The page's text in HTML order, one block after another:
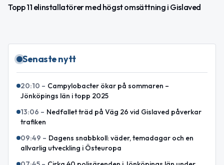
Topp 11 elinstallatörer med högst omsättning i Gislaved
Senaste nytt
20:10 – Campylobacter ökar på sommaren –
Jönköpings län i topp 2025
13:06 – Nedfallet träd på Väg 26 vid Gislaved påverkar
trafiken
09:49 – Dagens snabbkoll: väder, temadagar och en
allvarlig utveckling i Östeuropa